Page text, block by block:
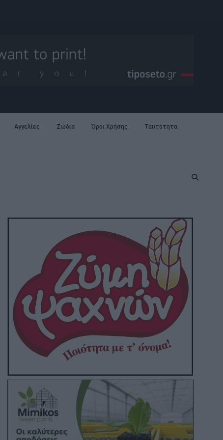
Αγγελίες Ζώδια Όροι Χρήσης Ταυτότητα